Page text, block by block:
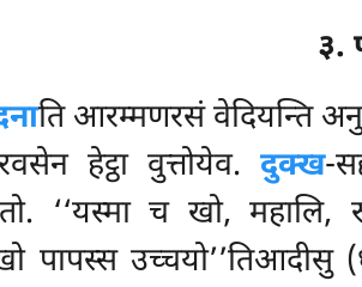
३.
ति आरम्मणरसं वेदियन्ति
हेट्ठा वुत्तोयेव.दुक्ख-
‘‘यस्मा च खो,
पापस्स